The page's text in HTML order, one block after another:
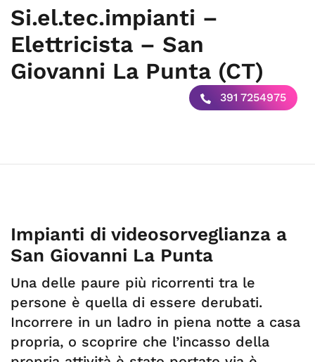
Si.el.tec.impianti –
Elettricista – San
Giovanni La Punta (CT)
391 7254975
Impianti di videosorveglianza a
San Giovanni La Punta
Una delle paure più ricorrenti tra le
persone è quella di essere derubati.
Incorrere in un ladro in piena notte a casa
propria, o scoprire che l’incasso della